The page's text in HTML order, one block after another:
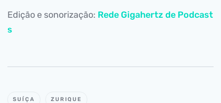
Edição e sonorização: Rede Gigahertz de Podcast
s
SUÍÇA ZURIQUE